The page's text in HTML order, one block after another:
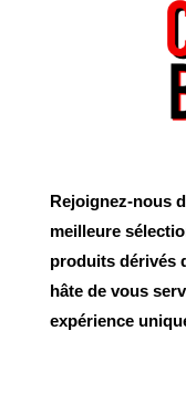
Rejoignez-nous
meilleure
produits dérivés
hâte de vous
expérience